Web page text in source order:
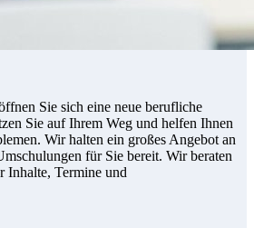
Sie sich eine neue berufliche
Sie auf Ihrem Weg und helfen Ihnen
Wir halten ein großes Angebot an
für Sie bereit. Wir beraten
Inhalte, Termine und